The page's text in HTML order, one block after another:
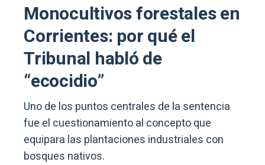
Monocultivos forestales en
Corrientes: por qué el
Tribunal habló de
“ecocidio”
Uno de los puntos centrales de la sentencia
fue el cuestionamiento al concepto que
equipara las plantaciones industriales con
bosques nativos.